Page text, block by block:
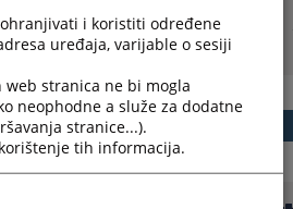
i koristiti određene
uređaja, varijable o sesiji
stranica ne bi mogla
neophodne a služe za dodatne
stranice...).
tih informacija.